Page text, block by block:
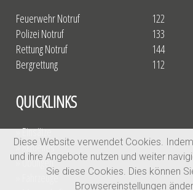
Feuerwehr Notruf
Polizei Notruf
Rettung Notruf
Bergrettung
122
133
144
112
QUICKLINKS
» Einsätze
» Aktuelles
» Übungen
» Fahrzeuge
Diese Website verwendet Cookies.
und ihre Angebote nutzen und weiter
Sie diese Cookies. Dies können
Browsereinstellungen